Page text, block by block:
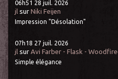
06h51 28 juil. 2026
jl surNiki Feijen
Impression "Désolation"
07h18 27 juil. 2026
jl surAvi Farber - Flask -
Simple élégance